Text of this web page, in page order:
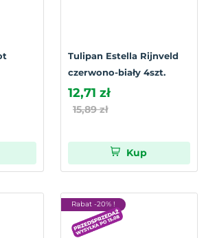
Tulipan Estella Rijnveld
czerwono-biały 4szt.
12,71 zł
15,89 zł
Kup
Rabat -20% !